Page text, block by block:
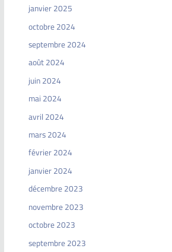
janvier 2025
octobre 2024
septembre 2024
août 2024
juin 2024
mai 2024
avril 2024
mars 2024
février 2024
janvier 2024
décembre 2023
novembre 2023
octobre 2023
septembre 2023